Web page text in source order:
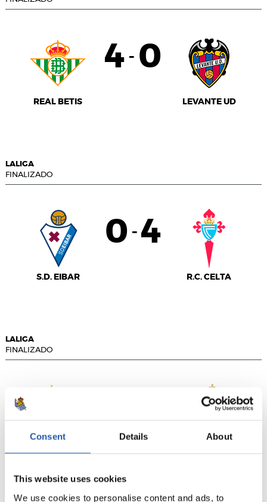
Consent Details About
This website uses cookies
We use cookies to personalise content and ads, to
REAL BETIS
4 - 0
LEVANTE UD
LALIGA
FINALIZADO
S.D. EIBAR
0 - 4
R.C. CELTA
LALIGA
FINALIZADO
R.C.D. ESPANYOL